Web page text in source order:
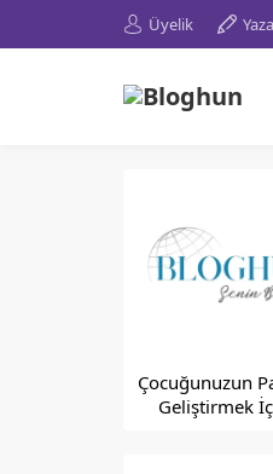
Üyelik
Çocuğunuzun
Geliştirmek